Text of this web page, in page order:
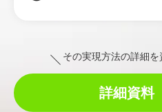
その実現方法の詳細
詳細資料